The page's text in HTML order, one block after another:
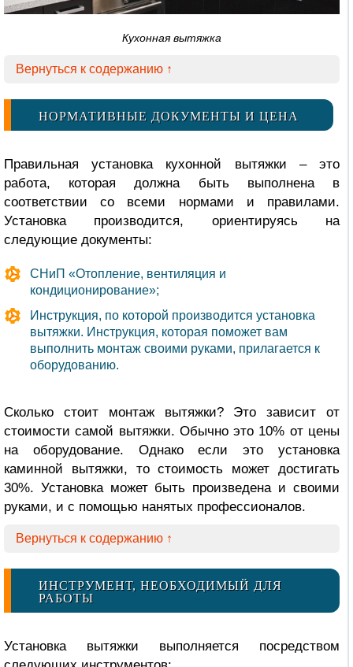
Кухонная вытяжка
Вернуться к содержанию ↑
НОРМАТИВНЫЕ ДОКУМЕНТЫ И ЦЕНА
Правильная установка кухонной вытяжки – это
работа, которая должна быть выполнена в
соответствии со всеми нормами и правилами.
Установка производится, ориентируясь на
следующие документы:
СНиП «Отопление, вентиляция и
кондиционирование»;
Инструкция, по которой производится установка
вытяжки. Инструкция, которая поможет вам
выполнить монтаж своими руками, прилагается к
оборудованию.
Сколько стоит монтаж вытяжки? Это зависит от
стоимости самой вытяжки. Обычно это 10% от цены
на оборудование. Однако если это установка
каминной вытяжки, то стоимость может достигать
30%. Установка может быть произведена и своими
руками, и с помощью нанятых профессионалов.
Вернуться к содержанию ↑
ИНСТРУМЕНТ, НЕОБХОДИМЫЙ ДЛЯ
РАБОТЫ
Установка вытяжки выполняется посредством